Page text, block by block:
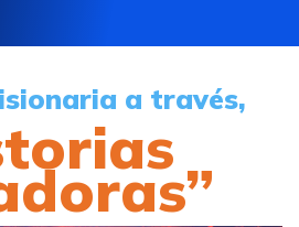
a través,